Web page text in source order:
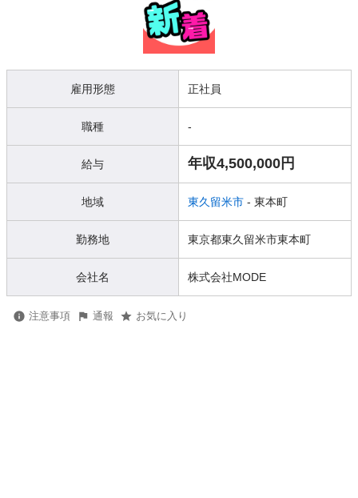
雇用形態 正社員
職種 -
給与 年収4,500,000円
地域 東久留米市 - 東本町
勤務地 東京都東久留米市東本町
会社名 株式会社MODE
注意事項 通報 お気に入り